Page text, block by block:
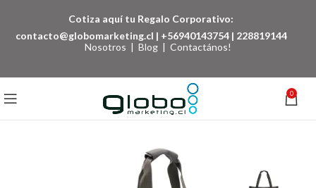
Cotiza aquí tu Regalo Corporativo:
contacto@globomarketing.cl | +56940143754 | 228819144
Nosotros | Blog | Contactános!
0